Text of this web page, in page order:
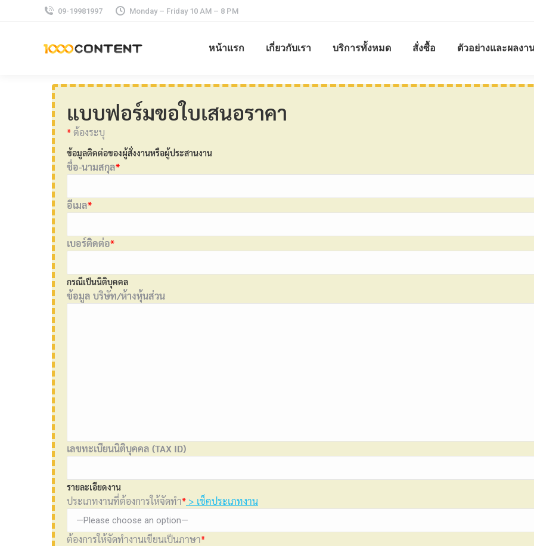
09-19981997 Monday – Friday 10 AM – 8 PM
หน้าแรก เกี่ยวกับเรา บริการทั้งหมด สั่งซื้อ ตัวอย่างและผลงา
แบบฟอร์มขอใบเสนอราคา
*ต้องระบุ
ข้อมูลติดต่อของผู้สั่งงานหรือผู้ประสานงาน
ชื่อ-นามสกุล*
อีเมล*
เบอร์ติดต่อ*
กรณีเป็นนิติบุคคล
ข้อมูล บริษัท/ห้างหุ้นส่วน
เลขทะเบียนนิติบุคคล (TAX ID)
รายละเอียดงาน
ประเภทงานที่ต้องการให้จัดทำ* > เช็คประเภทงาน
ต้องการให้จัดทำงานเขียนเป็นภาษา*